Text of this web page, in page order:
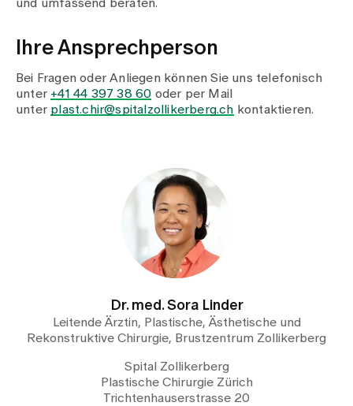
und umfassend beraten.
Ihre Ansprechperson
Bei Fragen oder Anliegen können Sie uns telefonisch
unter +41 44 397 38 60 oder per Mail
unter plast.chir@spitalzollikerberg.ch kontaktieren.
Dr. med. Sora Linder
Leitende Ärztin, Plastische, Ästhetische und
Rekonstruktive Chirurgie, Brustzentrum Zollikerberg
Spital Zollikerberg
Plastische Chirurgie Zürich
Trichtenhauserstrasse 20